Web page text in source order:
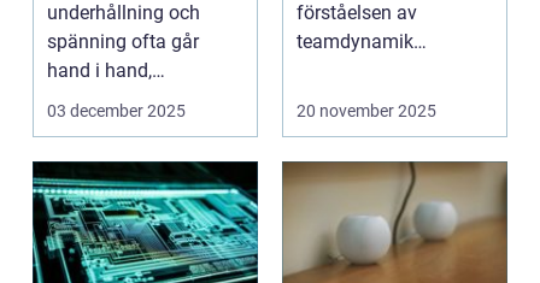
underhållning och
spänning ofta går
hand i hand,
framst&ar...
03 december 2025
förståelsen av
teamdynamik
20 november 2025